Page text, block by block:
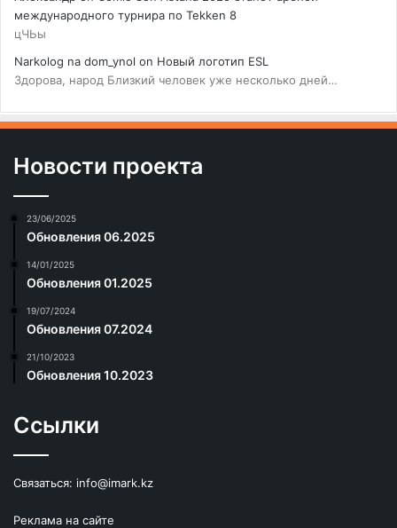
международного турнира по Tekken 8
цЧЬы
Narkolog na dom_ynol on Новый логотип ESL
Здорова, народ Близкий человек уже несколько дней…
Новости проекта
23/06/2025
Обновления 06.2025
14/01/2025
Обновления 01.2025
19/07/2024
Обновления 07.2024
21/10/2023
Обновления 10.2023
Ссылки
Связаться: info@imark.kz
Реклама на сайте